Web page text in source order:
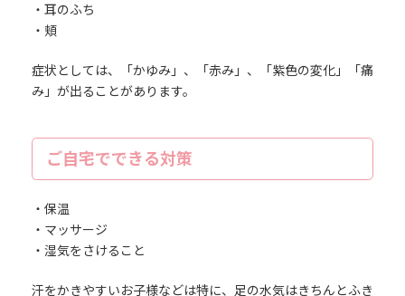
・耳のふち
・頬
症状としては、「かゆみ」、「赤み」、「紫色の変化」「痛
み」が出ることがあります。
ご自宅でできる対策
・保温
・マッサージ
・湿気をさけること
汗をかきやすいお子様などは特に、足の水気はきちんとふき